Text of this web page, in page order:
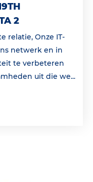
2
relatie, Onze IT-
netwerk en in
te verbeteren
uit die we...